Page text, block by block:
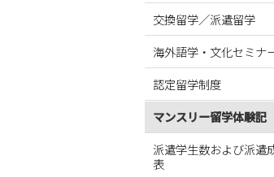
2024年08月
2024年07月
2024年06月
2024年05月
2024年04月
2024年03月
2024年02月
交換留学／派遣留学
海外語学・文化セミナ
認定留学制度
マンスリー留学体験記
派遣学生数および派遣
表